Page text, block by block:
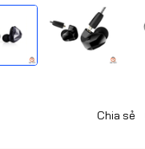
Chia sẻ